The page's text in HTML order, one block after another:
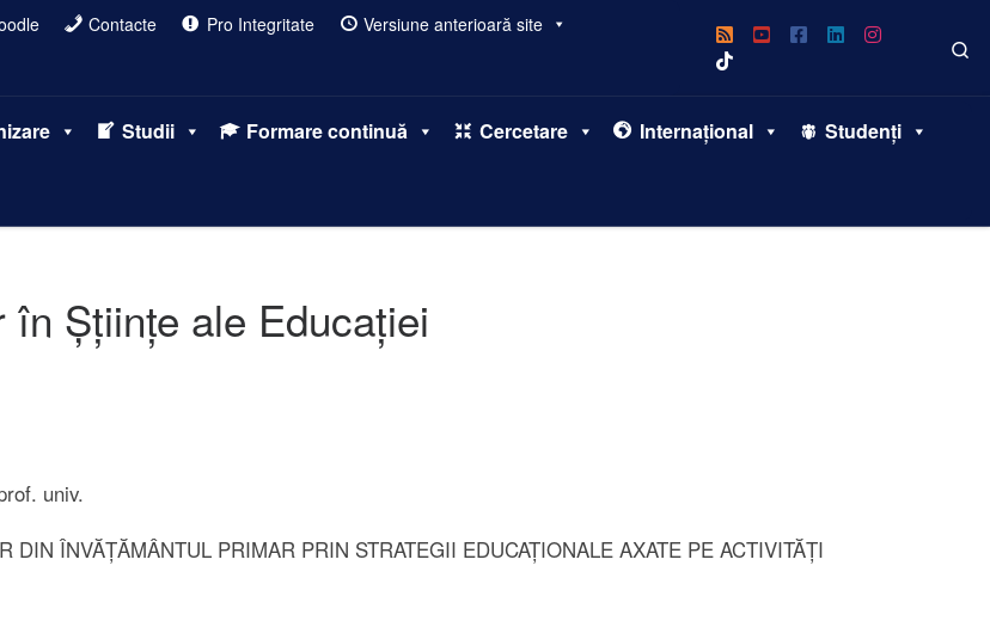
Contacte Pro Integritate
Versiune anterioară site
Studii Formare continuă Cercetare Internațional Studenți
Șțiințe ale Educației
univ.
DIN ÎNVĂȚĂMÂNTUL PRIMAR PRIN STRATEGII EDUCAȚIONALE AXATE PE ACTIVITĂȚI